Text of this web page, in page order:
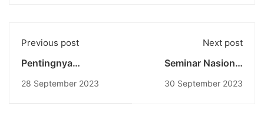
Previous post
Pentingnya
Mahasiswa:
28 September 2023
Next post
Seminar Nasional
Goes to Campus"
30 September 2023